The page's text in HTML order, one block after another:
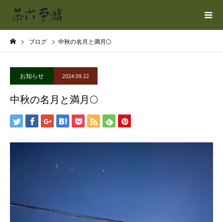
ブログ 中秋の名月と満月🌕
お知らせ 2024.09.22
中秋の名月と満月🌕